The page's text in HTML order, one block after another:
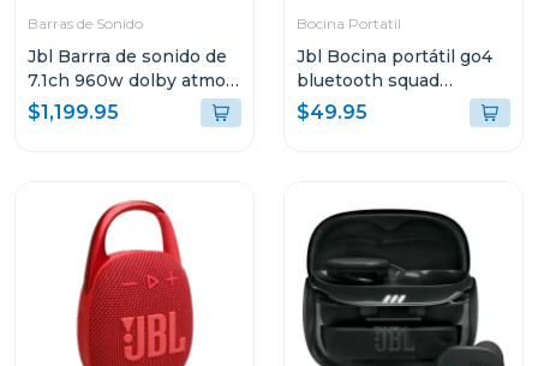
Barras de Sonido
Jbl Barrra de sonido de
7.1ch 960w dolby atmos
bar1000m2
$1,199.95
Bocina Portatil
Jbl Bocina portátil go4
bluetooth squad
resistente al agua y
polvo go4
$49.95